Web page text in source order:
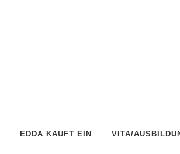
EDDA KAUFT EIN VITA/